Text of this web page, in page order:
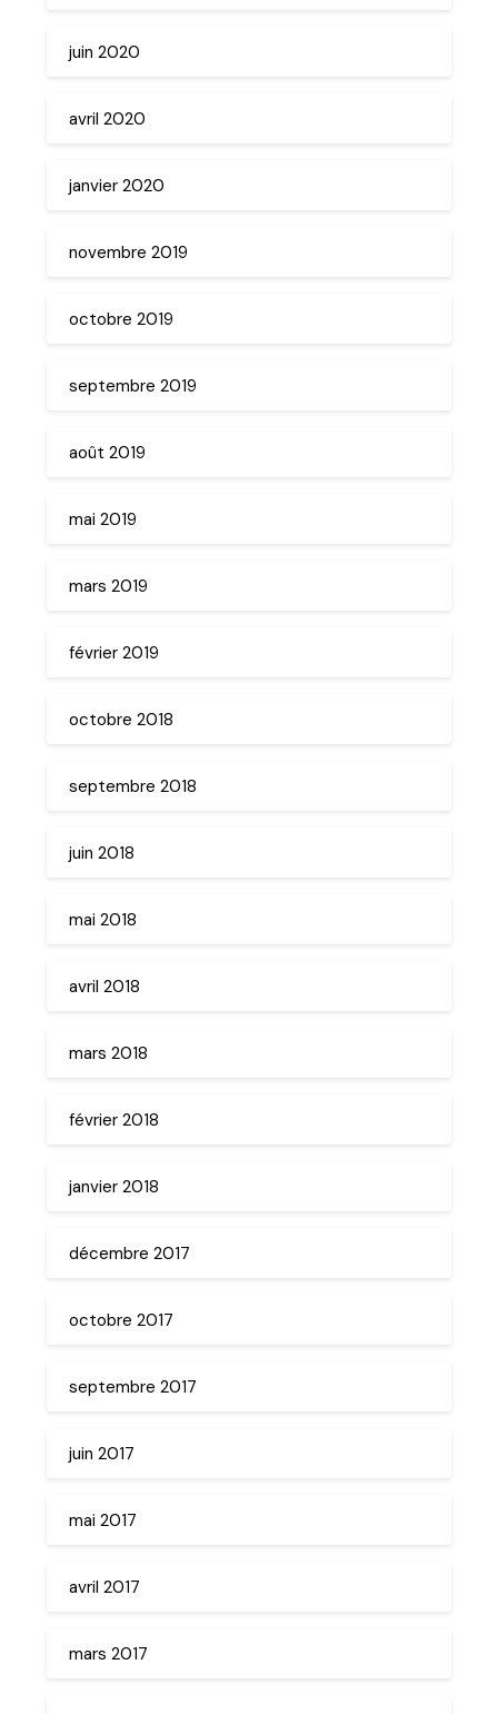
juin 2020
avril 2020
janvier 2020
novembre 2019
octobre 2019
septembre 2019
août 2019
mai 2019
mars 2019
février 2019
octobre 2018
septembre 2018
juin 2018
mai 2018
avril 2018
mars 2018
février 2018
janvier 2018
décembre 2017
octobre 2017
septembre 2017
juin 2017
mai 2017
avril 2017
mars 2017